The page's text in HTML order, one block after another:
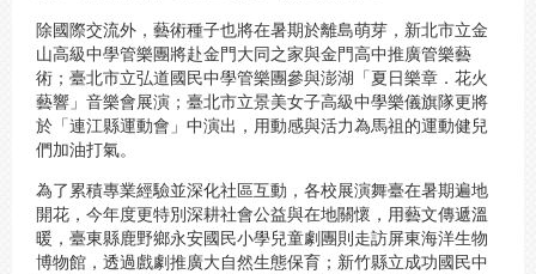
除國際交流外，藝術種子也將在暑期於離島萌芽，新北市立金
山高級中學管樂團將赴金門大同之家與金門高中推廣管樂藝
術；臺北市立弘道國民中學管樂團參與澎湖「夏日樂章．花火
藝響」音樂會展演；臺北市立景美女子高級中學樂儀旗隊更將
於「連江縣運動會」中演出，用動感與活力為馬祖的運動健兒
們加油打氣。
為了累積專業經驗並深化社區互動，各校展演舞臺在暑期遍地
開花，今年度更特別深耕社會公益與在地關懷，用藝文傳遞溫
暖，臺東縣鹿野鄉永安國民小學兒童劇團則走訪屏東海洋生物
博物館，透過戲劇推廣大自然生態保育；新竹縣立成功國民中